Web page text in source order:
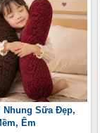
Nhung Sữa Đẹp,
Êm